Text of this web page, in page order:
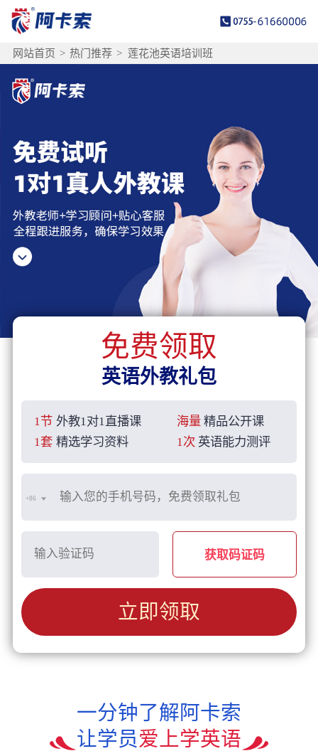
网站首页 > 热门推荐 > 莲花池英语培训班
免费领取
英语外教礼包
1节 外教1对1直播课 海量 精品公开课
1套 精选学习资料 1次 英语能力测评
+86
获取码证码
立即领取
一分钟了解阿卡索
让学员爱上学英语